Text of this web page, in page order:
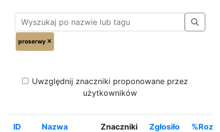
proserwy
Uwzględnij znaczniki proponowane przez
użytkowników
ID Nazwa Znaczniki Zgłosiło